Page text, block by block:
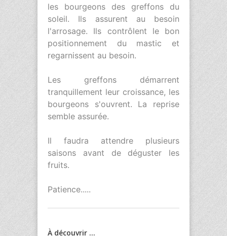
les bourgeons des greffons du
soleil. Ils assurent au besoin
l'arrosage. Ils contrôlent le bon
positionnement du mastic et
regarnissent au besoin.
Les greffons démarrent
tranquillement leur croissance, les
bourgeons s'ouvrent. La reprise
semble assurée.
Il faudra attendre plusieurs
saisons avant de déguster les
fruits.
Patience.....
À découvrir ...